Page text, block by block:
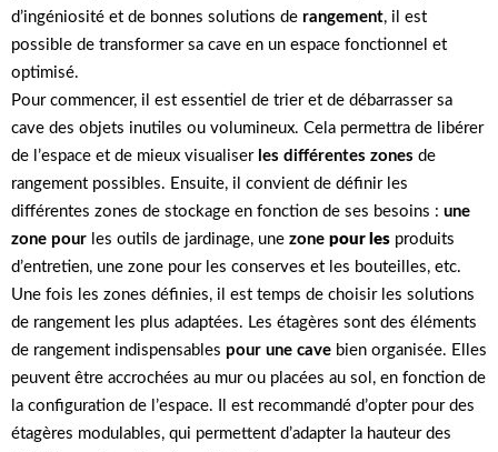
d’ingéniosité et de bonnes solutions de rangement, il est
possible de transformer sa cave en un espace fonctionnel et
optimisé.
Pour commencer, il est essentiel de trier et de débarrasser sa
cave des objets inutiles ou volumineux. Cela permettra de libérer
de l’espace et de mieux visualiser les différentes zones de
rangement possibles. Ensuite, il convient de définir les
différentes zones de stockage en fonction de ses besoins : une
zone pour les outils de jardinage, une zone pour les produits
d’entretien, une zone pour les conserves et les bouteilles, etc.
Une fois les zones définies, il est temps de choisir les solutions
de rangement les plus adaptées. Les étagères sont des éléments
de rangement indispensables pour une cave bien organisée. Elles
peuvent être accrochées au mur ou placées au sol, en fonction de
la configuration de l’espace. Il est recommandé d’opter pour des
étagères modulables, qui permettent d’adapter la hauteur des